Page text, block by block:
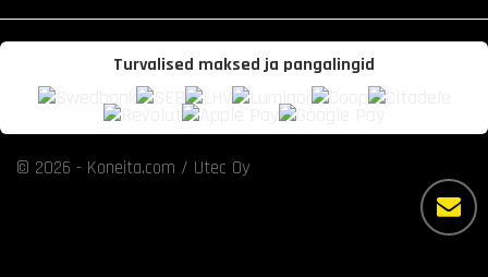
Turvalised maksed ja pangalingid
© 2026 - Koneita.com / Utec Oy